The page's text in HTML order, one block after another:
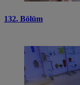
132. Bölüm